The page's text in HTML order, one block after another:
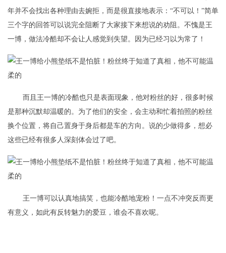
年并不会找出各种理由去婉拒，而是很直接地表示：“不可以！”简单
三个字的回答可以说完全阻断了大家接下来想说的劝阻。不愧是王
一博，做法冷酷却不会让人感觉到失望。因为已经习以为常了！
而且王一博的冷酷也只是表面现象，他对粉丝的好，很多时候
是那种沉默却温暖的。为了他们的安全，会主动和忙着拍照的粉丝
换个位置，将自己置身于身后都是车的方向。说的少做得多，想必
这些已经有很多人深刻体会过了吧。
王一博可以认真地搞笑，也能冷酷地宠粉！一点不冲突反而更
有意义，如此有反转魅力的爱豆，谁会不喜欢呢。